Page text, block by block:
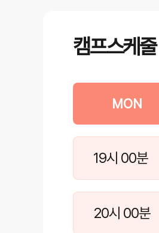
캠프스케줄
MON
19시 00분
20시 00분